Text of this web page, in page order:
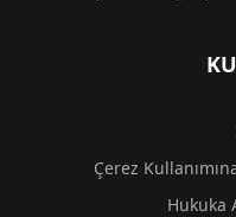
Çerez
Hukuka